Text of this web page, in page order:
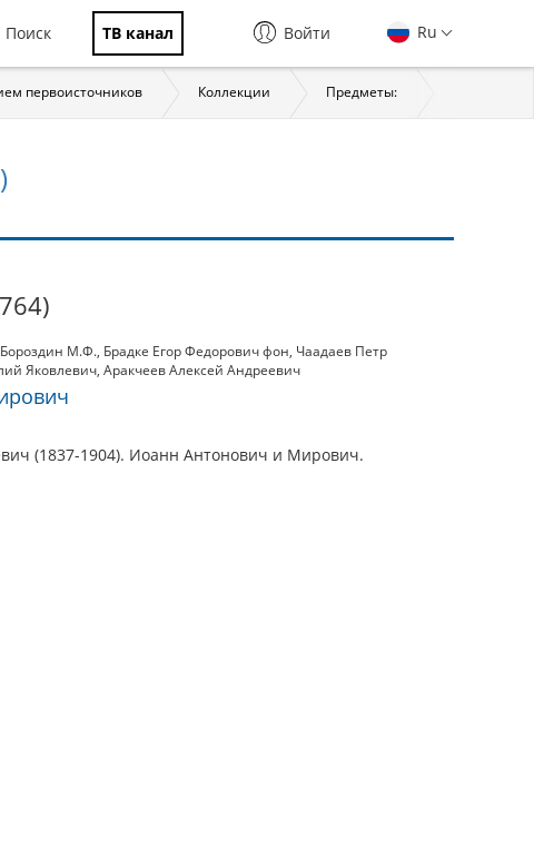
Поиск ТВ канал Ru
Войти
первоисточников Коллекции Предметы:
Бороздин М.Ф., Брадке Егор Федорович фон, Чаадаев Петр
Яковлевич, Аракчеев Алексей Андреевич
(1837-1904). Иоанн Антонович и Мирович.